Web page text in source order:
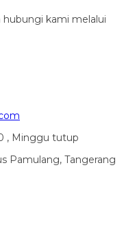
hubungi kami melalui
, Minggu tutup
Pamulang, Tangerang